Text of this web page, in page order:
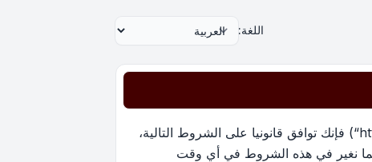
اللغة:
بدخولك ”منتديات مجلس العود“ (المشار إليها بـ”نحن“، ”منتديات مجلس العود“, ”https://oudmajlis.net/forum“) فإنك توافق قانونيا على الشروط التالية،
ربما نغير في هذه الشروط في أي وقت